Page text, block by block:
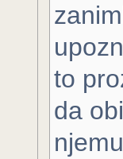
to
da